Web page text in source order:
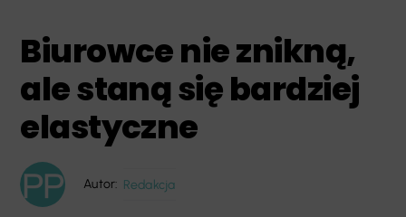
Biurowce nie znikną,
ale staną się bardziej
elastyczne
Autor: Redakcja